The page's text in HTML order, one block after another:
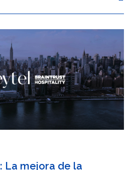
La mejora de la